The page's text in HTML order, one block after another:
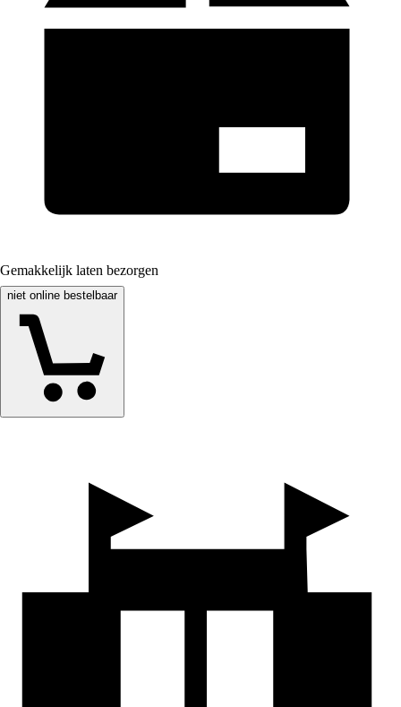
Gemakkelijk laten bezorgen
niet online bestelbaar